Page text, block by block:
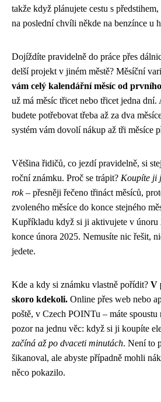
takže když plánujete cestu s
na poslední chvíli někde na benzínce u
Dojíždíte pravidelně do práce přes
delší projekt v jiném městě? Měsíční
vám celý kalendářní měsíc od
už má měsíc třicet nebo třicet jedna
budete potřebovat třeba až za dva
systém vám dovolí nákup až tři měsíce
Většina řidičů, co jezdí pravidelně, si
roční známku. Proč se trápit? Koupíte ji
rok– přesněji řečeno třináct měsíců,
zvoleného měsíce do konce stejného
Kupříkladu když si ji aktivujete v únoru
konce února 2025. Nemusíte nic řešit,
jedete.
Kde a kdy si známku vlastně pořídit? V
skoro kdekoli. Online přes web nebo
poště, v Czech POINTu – máte spoustu
pozor na jednu věc: když si ji koupíte
začíná až po dvaceti minutách. Není to
šikanoval, ale abyste případně mohli
něco pokazilo.